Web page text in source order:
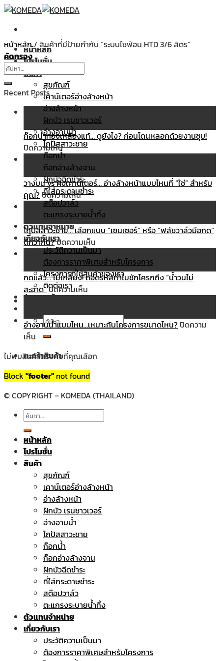
Skip
content
หน้าหลัก
โปรโมชั่น
สินค้า
สุขภัณฑ์
เคาน์เตอร์อ่างล้างหน้า
อ่างล้างหน้า
ฝักบัว เรนชาวเวอร์
อ่างอาบน้ำ
โถปัสสาวะชาย
ก๊อกน้ำ
ก๊อกอ่างล้างจาน
ฝักบัวฉีดชำระ
ที่ใส่กระดาษชำระ
สต๊อปวาล์ว
ตะแกรงระบายน้ำทิ้ง
ตัวแทนจำหน่าย
เกี่ยวกับเรา
ประวัติความเป็นมา
ต้องการราคาพิเศษสำหรับโครงการ
โครงการที่ใช้สินค้าของเรา
ติดต่อเรา
ร่วมงานกับเรา
ค้นหา:
ตะกร้าสินค้า
ไม่มีสินค้าในตะกร้า
หน้าหลัก/ สินค้าที่มีป้ายกำกับ “ระบบไซฟ่อน HTD 3/6 ลิตร”
คัดกรอง
ค้นหา:
Recent Posts
ก๊อกน้ำทองเหลืองแท้… ดูยังไง? ก่อนโดนหลอกด้วยงานชุบ!
ปิดความเห็นบน
ก๊อก
น้ำ
ทอง
เหลือง
แท้…
ดู
ยัง
ไง?
ก่อน
โดน
หลอก
ด้วย
ชุบ!
วางบน vs ฝังเคาน์เตอร์… อ่างล้างหน้าแบบไหนที่ “ใช่” สำหรับ
คุณ?ปิดความเห็นบน
วาง
บน
vs
ฝัง
เคาน์เตอร์…
อ่างล้างหน้า
แบบ
ไหน
“ใช่”
สำหรับ
โถปัสสาวะชาย… เลือกแบบ “เซนเซอร์” หรือ “ฟลัชวาล์วมือกด”
ดีกว่ากัน?ปิดความเห็น
โถ
ปัสสาวะ
ชาย…
“เซนเซอร์”
หรือ
มือ
กว่า
กัน?
กดแล้ว… ไม่เกลี้ยง! ถอดรหัสทำไมชักโครกถึง “น้ำวนไม่
สะอาด”ปิดความเห็น
แล้ว…
ไม่
ทำไม
ชักโครก
ถึง
“น้ำวน
ไม่
สะอาด”
อ่างอาบน้ำแบบไหน…เหมาะกับโครงการขนาดไหน?ปิดความ
เห็น บน
อ่างอาบน้ำ
แบบ
ไหน…
เหมาะ
กับ
โครงการ
ขนาด
ไม่พบสินค้าตรงกับที่คุณเลือก
Block "footer" not found
© COPYRIGHT – KOMEDA (THAILAND)
ค้นหา:
หน้าหลัก
โปรโมชั่น
สินค้า
สุขภัณฑ์
เคาน์เตอร์อ่างล้างหน้า
อ่างล้างหน้า
ฝักบัว เรนชาวเวอร์
อ่างอาบน้ำ
โถปัสสาวะชาย
ก๊อกน้ำ
ก๊อกอ่างล้างจาน
ฝักบัวฉีดชำระ
ที่ใส่กระดาษชำระ
สต๊อปวาล์ว
ตะแกรงระบายน้ำทิ้ง
ตัวแทนจำหน่าย
เกี่ยวกับเรา
ประวัติความเป็นมา
ต้องการราคาพิเศษสำหรับโครงการ